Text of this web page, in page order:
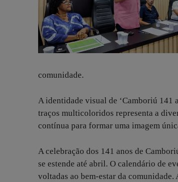
comunidade.
A identidade visual de ‘Camboriú 141
traços multicoloridos representa a
contínua para formar uma imagem
A celebração dos 141 anos de
se estende até abril. O calendário de
voltadas ao bem-estar da comunidade.